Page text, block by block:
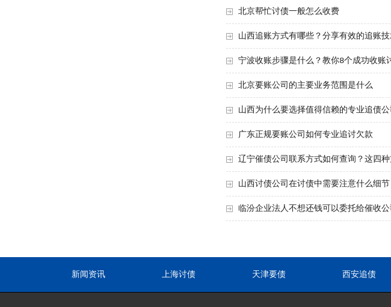
北京帮忙讨债一般怎么收费
山西追账方式有哪些？分享有效的追账技
宁波收账步骤是什么？教你8个成功收账
北京要账公司的主要业务范围是什么
山西为什么要选择值得信赖的专业追债公
广东正规要账公司如何专业追讨欠款
辽宁催债公司联系方式如何查询？这四
山西讨债公司在讨债中需要注意什么细节
临汾企业法人不想还钱可以委托给催收公
新闻资讯 上海讨债 天津要债 西安追债